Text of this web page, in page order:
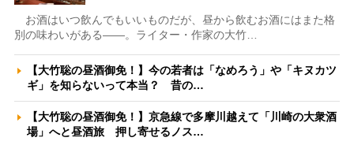
お酒はいつ飲んでもいいものだが、昼から飲むお酒にはまた格
別の味わいがある――。ライター・作家の大竹…
【大竹聡の昼酒御免！】今の若者は「なめろう」や「キヌカツ
ギ」を知らないって本当？ 昔の…
【大竹聡の昼酒御免！】京急線で多摩川越えて「川崎の大衆酒
場」へと昼酒旅 押し寄せるノス…